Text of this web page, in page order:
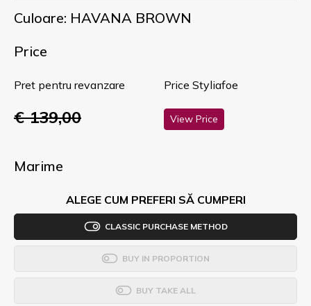
Culoare: HAVANA BROWN
Price
Pret pentru revanzare
€ 139,00
Price Styliafoe
View Price
Marime
ALEGE CUM PREFERI SĂ CUMPERI
CLASSIC PURCHASE METHOD
BUY IN PROPORTION
BUY TAKE ALL